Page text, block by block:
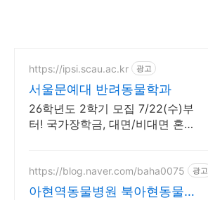
https://ipsi.scau.ac.kr 광고
서울문예대 반려동물학과
26학년도 2학기 모집 7/22(수)부
터! 국가장학금, 대면/비대면 혼합
https://blog.naver.com/baha0075 광고
아현역동물병원 북아현동물병